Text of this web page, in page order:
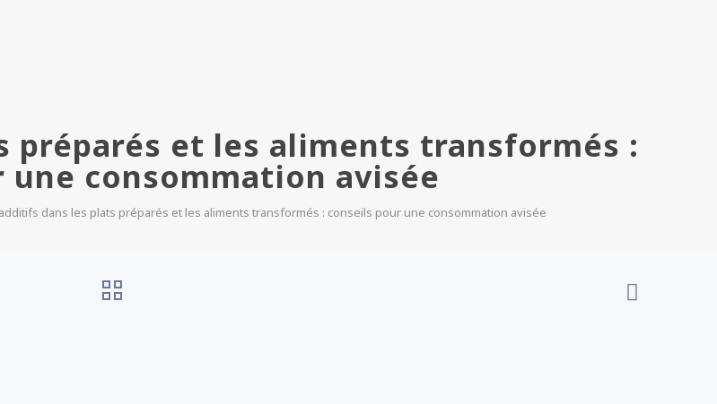
préparés et les aliments transformés :
une consommation avisée
dans les plats préparés et les aliments transformés : conseils pour une consommation avisée